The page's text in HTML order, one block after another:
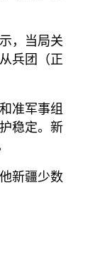
，当局关
兵团（正
准军事组
稳定。新
新疆少数